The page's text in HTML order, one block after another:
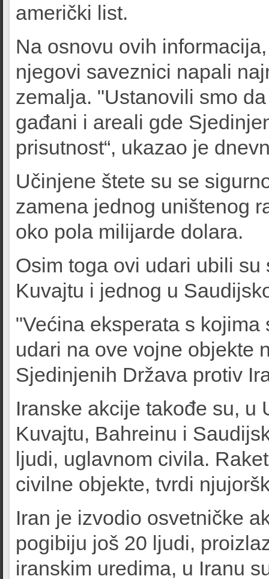
američki list.
Na osnovu ovih
njegovi saveznici napali
zemalja. "Ustanovili smo
gađani i areali gde
prisutnost“, ukazao je
Učinjene štete su se
zamena jednog uništenog
oko pola milijarde dolara.
Osim toga ovi udari ubili
Kuvajtu i jednog u
"Većina eksperata s
udari na ove vojne objekte
Sjedinjenih Država protiv
Iranske akcije takođe su, u
Kuvajtu, Bahreinu i
ljudi, uglavnom civila.
civilne objekte, tvrdi
Iran je izvodio osvetničke
pogibiju još 20 ljudi,
iranskim uredima, u Iranu